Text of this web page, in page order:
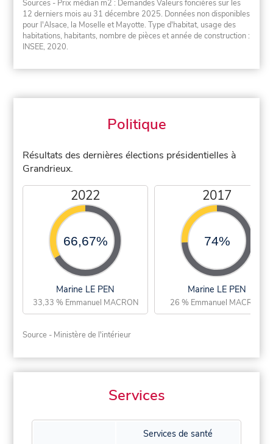
Sources - Prix médian m2 : Demandes Valeurs foncières sur les
12 derniers mois au 31 décembre 2025. Données non disponibles
pour l'Alsace, la Moselle et Mayotte. Type d'habitat, usage des
habitations, habitants, nombre de pièces et année de construction :
INSEE, 2020.
Politique
Résultats des dernières élections présidentielles à
Grandrieux.
2022
66,67%
Marine LE PEN
33,33 % Emmanuel MACRON
2017
74%
Marine LE PEN
26 % Emmanuel MACRON
Source - Ministère de l'intérieur
Services
Services de santé